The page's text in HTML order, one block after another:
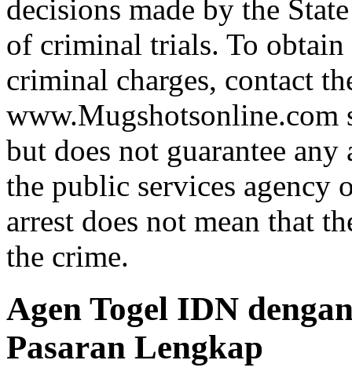
decisions made by the
of criminal trials. To
criminal charges, contact
www.Mugshotsonline.com
but does not guarantee
the public services
arrest does not mean that
the crime.
Agen Togel IDN
Pasaran Lengkap